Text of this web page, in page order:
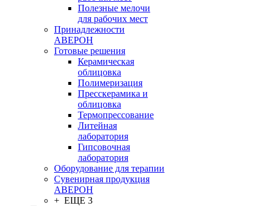
Полезные мелочи
для рабочих мест
Принадлежности
АВЕРОН
Готовые решения
Керамическая
облицовка
Полимеризация
Пресскерамика и
облицовка
Термопрессование
Литейная
лаборатория
Гипсовочная
лаборатория
Оборудование для терапии
Сувенирная продукция
АВЕРОН
+ ЕЩЕ 3